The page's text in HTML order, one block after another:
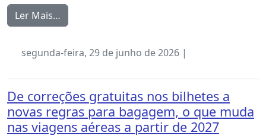
Ler Mais…
segunda-feira, 29 de junho de 2026 |
De correções gratuitas nos bilhetes a
novas regras para bagagem, o que muda
nas viagens aéreas a partir de 2027